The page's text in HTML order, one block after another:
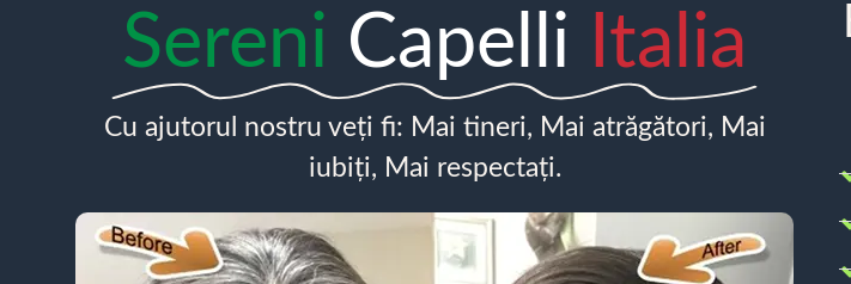
Sereni Capelli Italia
Cu ajutorul nostru veți fi: Mai tineri, Mai atrăgători, Mai
iubiți, Mai respectați.